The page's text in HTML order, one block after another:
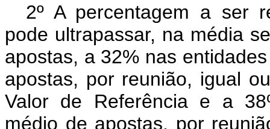
2º A percentagem a ser
pode ultrapassar, na média
apostas, a 32% nas
apostas, por reunião, igual
Valor de Referência e a
médio de apostas, por